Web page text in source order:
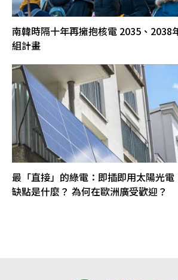
南韓時隔十年再擁抱核電 2035、2038
組計畫
最「直接」的綠電：即插即用太陽光
缺點是什麼？ 為何在歐洲廣受歡迎？